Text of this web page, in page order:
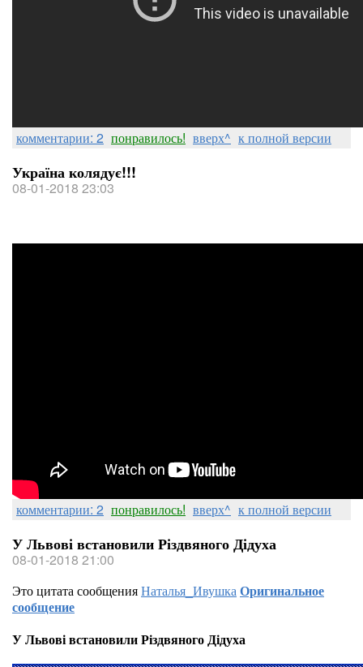
комментарии: 2 понравилось! вверх^ к полной версии
Україна колядує!!!
08-01-2018 23:03
комментарии: 2 понравилось! вверх^ к полной версии
У Львові встановили Різдвяного Дідуха
08-01-2018 21:00
Это цитата сообщенияНаталья_ИвушкаОригинальное
сообщение
У Львові встановили Різдвяного Дідуха